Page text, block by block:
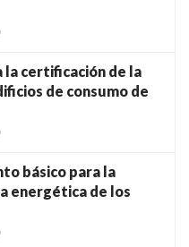
la certificación de la
de consumo de
básico para la
energética de los